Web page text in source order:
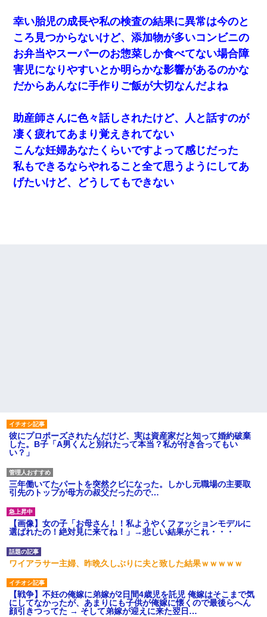
幸い胎児の成長や私の検査の結果に異常は今のと
ころ見つからないけど、添加物が多いコンビニの
お弁当やスーパーのお惣菜しか食べてない場合障
害児になりやすいとか明らかな影響があるのかな
だからあんなに手作りご飯が大切なんだよね
助産師さんに色々話しされたけど、人と話すのが
凄く疲れてあまり覚えきれてない
こんな妊婦あなたくらいですよって感じだった
私もできるならやれること全て思うようにしてあ
げたいけど、どうしてもできない
彼にプロポーズされたんだけど、実は資産家だと知って婚約破棄
した。B子「A男くんと別れたって本当？私が付き合ってもい
い？」
三年働いてたパートを突然クビになった。しかし元職場の主要取
引先のトップが母方の叔父だったので…
【画像】女の子「お母さん！！私ようやくファッションモデルに
選ばれたの！絶対見に来てね！」→悲しい結果がこれ・・・
ワイアラサー主婦、昨晩久しぶりに夫と致した結果ｗｗｗｗｗ
【戦争】不妊の俺嫁に弟嫁が2日間4歳児を託児 俺嫁はそこまで気
にしてなかったが、あまりにも子供が俺嫁に懐くので最後らへん
顔引きつってた → そして弟嫁が迎えに来た翌日…